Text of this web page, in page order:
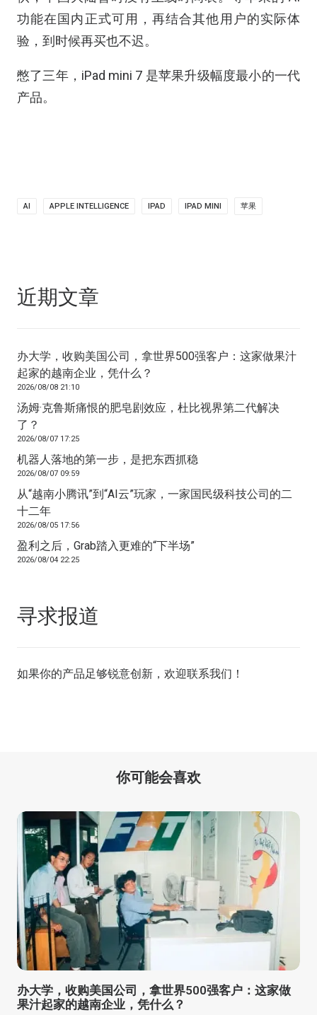
功能在国内正式可用，再结合其他用户的实际体
验，到时候再买也不迟。
憋了三年，iPad mini 7 是苹果升级幅度最小的一代
产品。
AI APPLE INTELLIGENCE IPAD IPAD MINI 苹果
近期文章
办大学，收购美国公司，拿世界500强客户：这家做果汁
起家的越南企业，凭什么？
2026/08/08 21:10
汤姆·克鲁斯痛恨的肥皂剧效应，杜比视界第二代解决
了？
2026/08/07 17:25
机器人落地的第一步，是把东西抓稳
2026/08/07 09:59
从“越南小腾讯”到“AI云”玩家，一家国民级科技公司的二
十二年
2026/08/05 17:56
盈利之后，Grab踏入更难的“下半场”
2026/08/04 22:25
寻求报道
如果你的产品足够锐意创新，欢迎联系我们 ！
你可能会喜欢
办大学，收购美国公司，拿世界500强客户：这家做
果汁起家的越南企业，凭什么？